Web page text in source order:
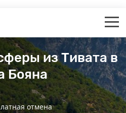
из Тивата в
Бояна
отмена